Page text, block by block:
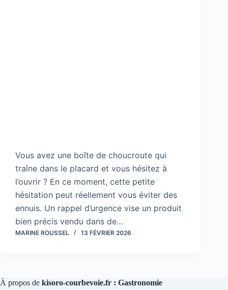
Vous avez une boîte de choucroute qui
traîne dans le placard et vous hésitez à
l’ouvrir ? En ce moment, cette petite
hésitation peut réellement vous éviter des
ennuis. Un rappel d’urgence vise un produit
bien précis vendu dans de…
MARINE ROUSSEL 13 FÉVRIER 2026
À propos de kisoro-courbevoie.fr : Gastronomie